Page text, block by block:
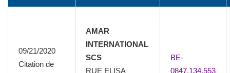
09/21/2020
Citation de
AMAR
INTERNATIONAL
SCS
RUE ELISA
BE-
0847.134.553